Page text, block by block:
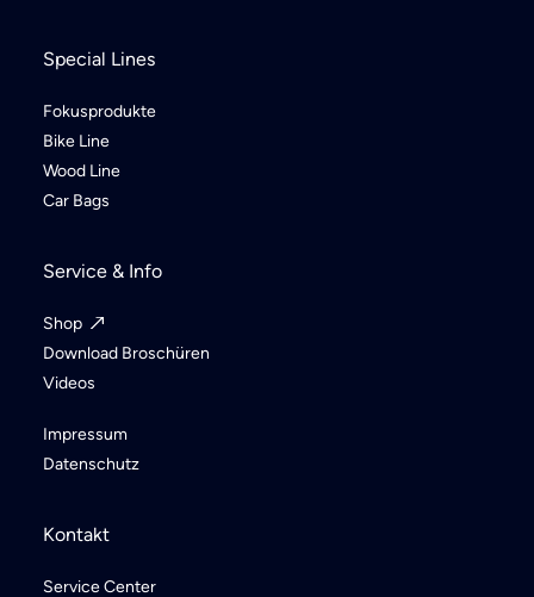
Special Lines
Fokusprodukte
Bike Line
Wood Line
Car Bags
Service & Info
Shop
Download Broschüren
Videos
Impressum
Datenschutz
Kontakt
Service Center